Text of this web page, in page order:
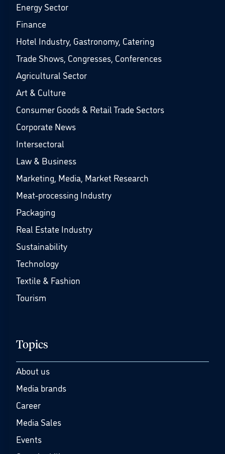
Energy Sector
Finance
Hotel Industry, Gastronomy, Catering
Trade Shows, Congresses, Conferences
Agricultural Sector
Art & Culture
Consumer Goods & Retail Trade Sectors
Corporate News
Intersectoral
Law & Business
Marketing, Media, Market Research
Meat-processing Industry
Packaging
Real Estate Industry
Sustainability
Technology
Textile & Fashion
Tourism
Topics
About us
Media brands
Career
Media Sales
Events